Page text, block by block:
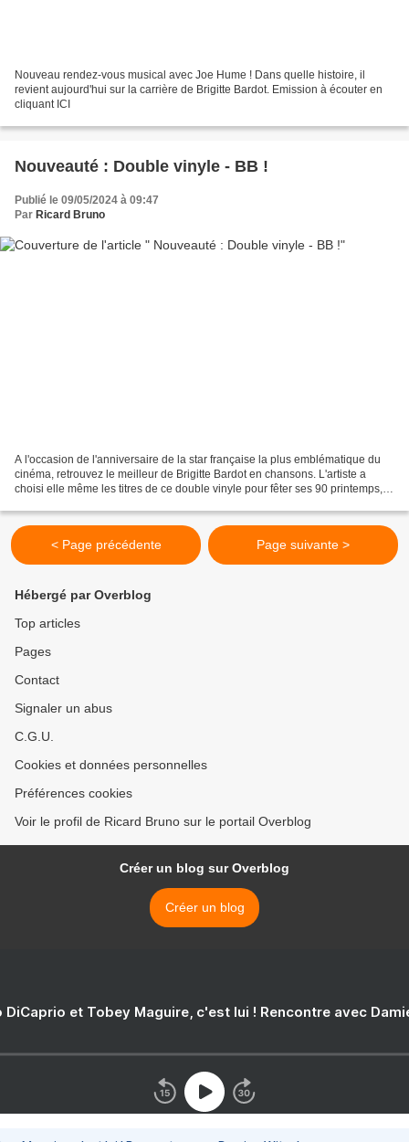
Nouveau rendez-vous musical avec Joe Hume ! Dans quelle histoire, il
revient aujourd'hui sur la carrière de Brigitte Bardot. Emission à écouter en
cliquant ICI
Nouveauté : Double vinyle - BB !
Publié le 09/05/2024 à 09:47
Par Ricard Bruno
A l'occasion de l'anniversaire de la star française la plus emblématique du
cinéma, retrouvez le meilleur de Brigitte Bardot en chansons. L'artiste a
choisi elle même les titres de ce double vinyle pour fêter ses 90 printemps,
< Page précédente Page suivante >
Hébergé par Overblog
Top articles
Pages
Contact
Signaler un abus
C.G.U.
Cookies et données personnelles
Préférences cookies
Voir le profil de Ricard Bruno sur le portail Overblog
Créer un blog sur Overblog
Créer un blog
DiCaprio et Tobey Maguire, c'est lui ! Rencontre avec